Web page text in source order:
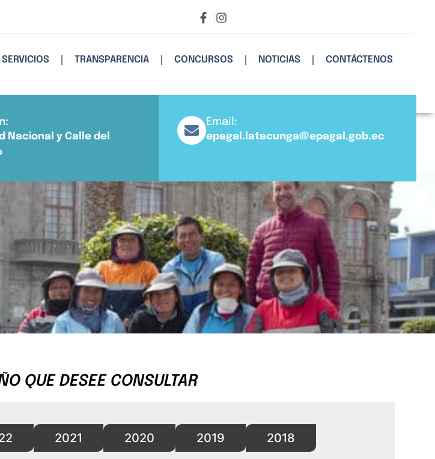
SERVICIOS TRANSPARENCIA CONCURSOS NOTICIAS CONTÁCTENOS
Nacional y Calle del
Email:
epagal.latacunga@epagal.gob.ec
QUE DESEE CONSULTAR
2021 2020 2019 2018